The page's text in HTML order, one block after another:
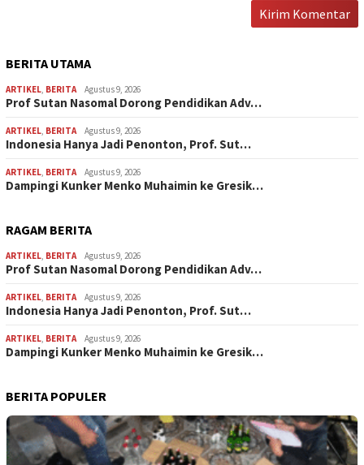
BERITA UTAMA
ARTIKEL, BERITA Agustus 9, 2026
Prof Sutan Nasomal Dorong Pendidikan Adv…
ARTIKEL, BERITA Agustus 9, 2026
Indonesia Hanya Jadi Penonton, Prof. Sut…
ARTIKEL, BERITA Agustus 9, 2026
Dampingi Kunker Menko Muhaimin ke Gresik…
RAGAM BERITA
ARTIKEL, BERITA Agustus 9, 2026
Prof Sutan Nasomal Dorong Pendidikan Adv…
ARTIKEL, BERITA Agustus 9, 2026
Indonesia Hanya Jadi Penonton, Prof. Sut…
ARTIKEL, BERITA Agustus 9, 2026
Dampingi Kunker Menko Muhaimin ke Gresik…
BERITA POPULER